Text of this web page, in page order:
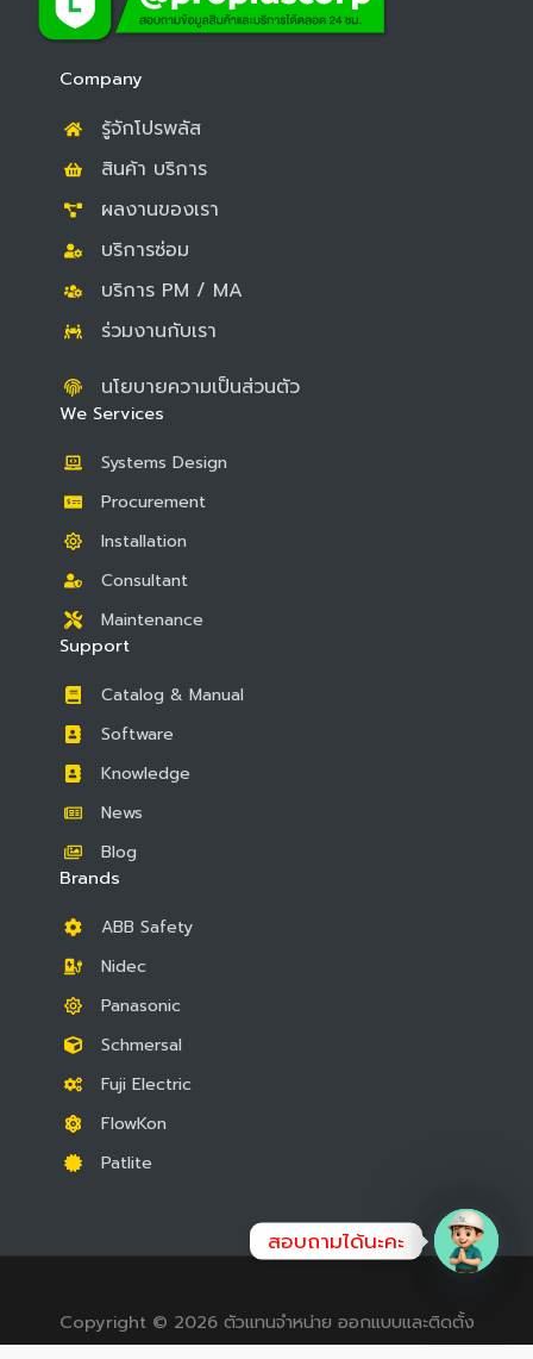
b b u
Company
รู้จักโปรพลัส
สินค้า บริการ
ผลงานของเรา
บริการซ่อม
บริการ PM / MA
ร่วมงานกับเรา
นโยบายความเป็นส่วนตัว
We Services
Systems Design
Procurement
Installation
Consultant
Maintenance
Support
Catalog & Manual
Software
Knowledge
News
Blog
Brands
ABB Safety
Nidec
Panasonic
Schmersal
Fuji Electric
FlowKon
Patlite
Copyright © 2026 ตัวแทนจำหน่าย ออกแบบและติดตั้ง
สอบถามได้นะคะ
OPEN